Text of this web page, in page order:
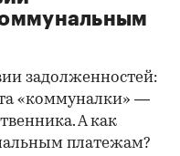
задолженностей:
«коммуналки» —
А как
платежам?